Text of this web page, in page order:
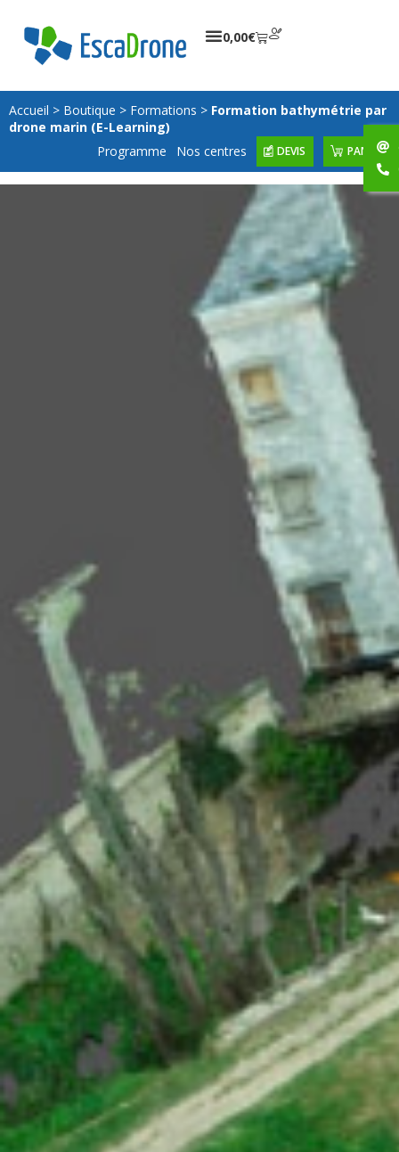
0,00€
Accueil > Boutique > Formations > Formation bathymétrie par
drone marin (E-Learning)
Programme
Nos centres DEVIS PANIER